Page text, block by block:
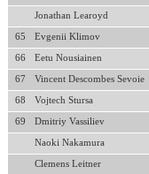
Jonathan Learoyd
65 Evgenii Klimov
66 Eetu Nousiainen
67 Vincent Descombes Sevoie
68 Vojtech Stursa
69 Dmitriy Vassiliev
Naoki Nakamura
Clemens Leitner